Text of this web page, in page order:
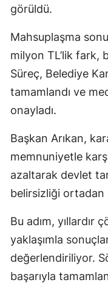
görüldü.
Mahsuplaşma
milyon TL’lik fark,
Süreç, Belediye
tamamlandı ve
onayladı.
Başkan Arıkan,
memnuniyetle
azaltarak devlet
belirsizliği ortadan
Bu adım, yıllardır
yaklaşımla
değerlendiriliyor.
başarıyla